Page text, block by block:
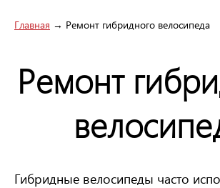
Главная → Ремонт гибридного велосипеда
Ремонт
Гибридные велосипеды часто